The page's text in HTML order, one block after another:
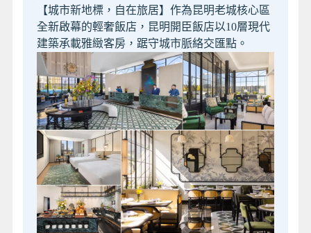
【城市新地標，自在旅居】作為昆明老城核心區
全新啟幕的輕奢飯店，昆明開臣飯店以10層現代
建築承載雅緻客房，踞守城市脈絡交匯點。